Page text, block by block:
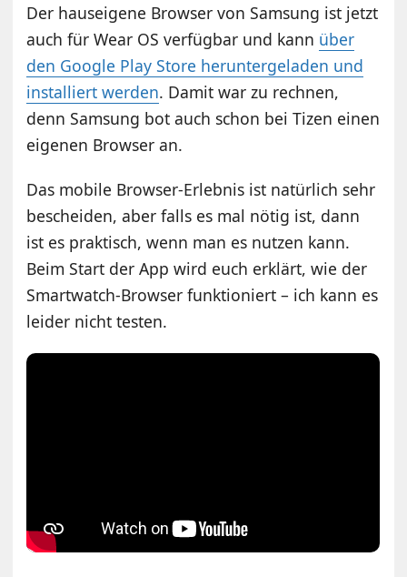
Der hauseigene Browser von Samsung ist jetzt
auch für Wear OS verfügbar und kann über
den Google Play Store heruntergeladen und
installiert werden. Damit war zu rechnen,
denn Samsung bot auch schon bei Tizen einen
eigenen Browser an.
Das mobile Browser-Erlebnis ist natürlich sehr
bescheiden, aber falls es mal nötig ist, dann
ist es praktisch, wenn man es nutzen kann.
Beim Start der App wird euch erklärt, wie der
Smartwatch-Browser funktioniert – ich kann es
leider nicht testen.